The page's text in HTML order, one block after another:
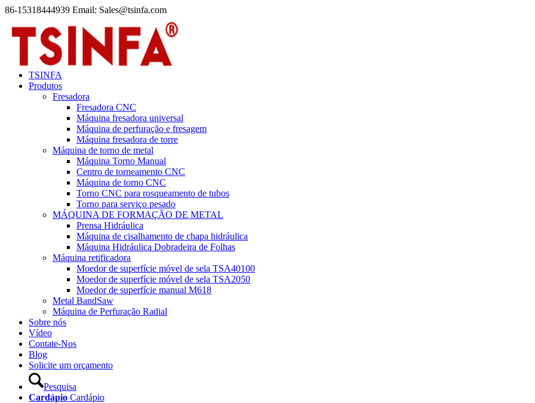
86-15318444939 Email: Sales@tsinfa.com
TSINFA
Produtos
Fresadora
Fresadora CNC
Máquina fresadora universal
Máquina de perfuração e fresagem
Máquina fresadora de torre
Máquina de torno de metal
Máquina Torno Manual
Centro de torneamento CNC
Máquina de torno CNC
Torno CNC para rosqueamento de tubos
Torno para serviço pesado
MÁQUINA DE FORMAÇÃO DE METAL
Prensa Hidráulica
Máquina de cisalhamento de chapa hidráulica
Máquina Hidráulica Dobradeira de Folhas
Máquina retificadora
Moedor de superfície móvel de sela TSA40100
Moedor de superfície móvel de sela TSA2050
Moedor de superfície manual M618
Metal BandSaw
Máquina de Perfuração Radial
Sobre nós
Vídeo
Contate-Nos
Blog
Solicite um orçamento
Pesquisa
Cardápio Cardápio